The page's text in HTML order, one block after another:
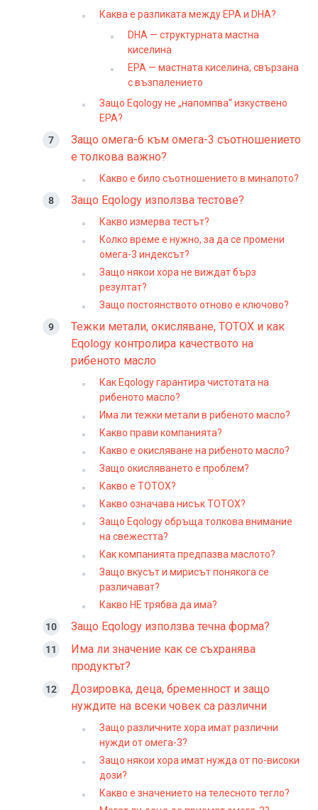
Каква е разликата между EPA и DHA?
DHA — структурната мастна
киселина
EPA — мастната киселина, свързана
с възпалението
Защо Eqology не „напомпва“ изкуствено
EPA?
Защо омега-6 към омега-3 съотношението
е толкова важно?
Какво е било съотношението в миналото?
Защо Eqology използва тестове?
Какво измерва тестът?
Колко време е нужно, за да се промени
омега-3 индексът?
Защо някои хора не виждат бърз
резултат?
Защо постоянството отново е ключово?
Тежки метали, окисляване, TOTOX и как
Eqology контролира качеството на
рибеното масло
Как Eqology гарантира чистотата на
рибеното масло?
Има ли тежки метали в рибеното масло?
Какво прави компанията?
Какво е окисляване на рибеното масло?
Защо окисляването е проблем?
Какво е TOTOX?
Какво означава нисък TOTOX?
Защо Eqology обръща толкова внимание
на свежестта?
Как компанията предпазва маслото?
Защо вкусът и мирисът понякога се
различават?
Какво НЕ трябва да има?
Защо Eqology използва течна форма?
Има ли значение как се съхранява
продуктът?
Дозировка, деца, бременност и защо
нуждите на всеки човек са различни
Защо различните хора имат различни
нужди от омега-3?
Защо някои хора имат нужда от по-високи
дози?
Какво е значението на телесното тегло?